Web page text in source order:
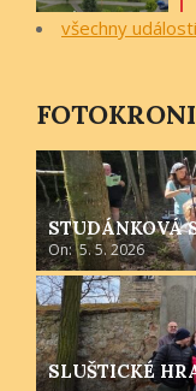
všechny události
STUDÁNKOVÁ
On: 5. 5. 2026
SLUŠTICKÉ